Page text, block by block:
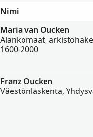
Nimi
Maria van Oucken
Alankomaat,
1600-2000
Franz Oucken
Väestönlaskenta,